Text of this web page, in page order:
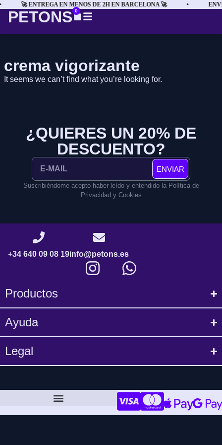
🚀 ENTREGA EN MENOS DE 2H EN BARCELONA 🚀 •
PETONS 0
crema vigorizante
It seems we can’t find what you’re looking for.
¿QUIERES UN 20% DE
DESCUENTO?
ENVIAR
Suscribiéndome acepto haber leído y entendido la Política de
Privacidad y Cookies
+34 640 09 08 19info@petons.es
Productos
Ayuda
Legal